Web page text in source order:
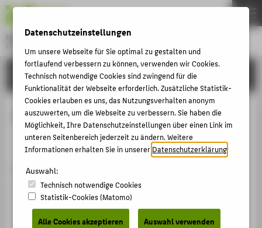
Hochschule für Technik und Wirtschaft Berlin
University of Applied Sciences
Menu
FORSCHUNG
Öffentliche Leistungsnetzwerke
Veranstaltungsbeitrag › Eingeladener Vortrag › 2009
Veranstaltung
Fachforum KDN - Dachverband kommunaler IT-
Dienstleister in NRW
Bonn, 27.04.2009
THEMEN
HOCHSCHULE
CAMPUS
STUDIUM
LEHRE
KARRIERE
INTERNATIONAL
Datenschutzeinstellungen
Um unsere Webseite für Sie optimal zu gestalten und
fortlaufend verbessern zu können, verwenden wir Cookies.
Technisch notwendige Cookies sind zwingend für die
Funktionalität der Webseite erforderlich. Zusätzliche Statistik-
Cookies erlauben es uns, das Nutzungsverhalten anonym
auszuwerten, um die Webseite zu verbessern. Sie haben die
Möglichkeit, Ihre Datenschutzeinstellungen über einen Link im
unteren Seitenbereich jederzeit zu ändern. Weitere
Informationen erhalten Sie in unsererDatenschutzerklärung
Auswahl:
Technisch notwendige Cookies
Statistik-Cookies (Matomo)
Alle Cookies akzeptieren Auswahl verwenden